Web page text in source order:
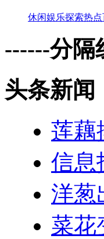
休闲娱乐探索热点
------分隔
头条新闻
莲藕
信息
洋葱
菜花